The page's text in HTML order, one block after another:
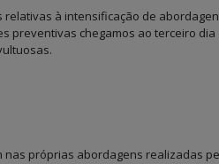
à intensificação de
preventivas chegamos ao terceiro dia
próprias abordagens realizadas